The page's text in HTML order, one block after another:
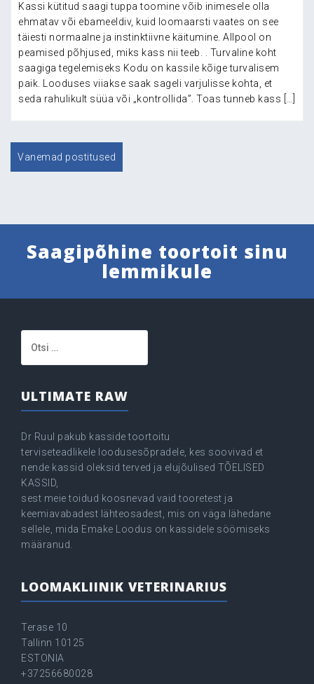
Kassi kütitud saagi tuppa toomine võib inimesele olla
ehmatav või ebameeldiv, kuid loomaarsti vaates on see
täiesti normaalne ja instinktiivne käitumine. Allpool on
peamised põhjused, miks kass nii teeb. . Turvaline koht
saagiga tegelemiseks Kodu on kassile kõige turvalisem
paik. Looduses viiakse saak sageli varjulisse kohta, et
seda rahulikult süüa või „kontrollida”. Toas tunneb kass […]
Navigeerimine
Vanemad postitused
Saagipõhine toortoit sinu
lemmikule
ULTIMATE RAW
Dr Ruul pakub kasside toortoitu
terviseteadlikele loodusesõpradele, kes soovivad et
nende kassid oleksid terved ja elujõulised TÕELISED
KASSID,
sest meie toidud koosnevad vaid tooretest ja
keemiavabadest lähteosadest, mis on väga lähedane
sellele, mida Emake Loodus on kassidele söömiseks
määranud.
LOOMAKLIINIK VETERINARIUS
Terase 10
Tallinn 10125
ESTONIA
+37256680028